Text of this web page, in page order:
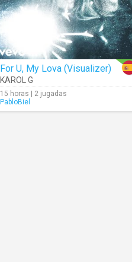
For U, My Lova (Visualizer)
KAROL G
15 horas | 2 jugadas
PabloBiel